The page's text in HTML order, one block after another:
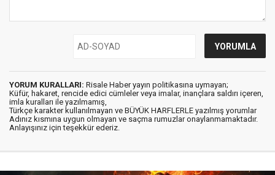
YORUM KURALLARI: Risale Haber yayın politikasına uymayan;
Küfür, hakaret, rencide edici cümleler veya imalar, inançlara saldırı içeren,
imla kuralları ile yazılmamış,
Türkçe karakter kullanılmayan ve BÜYÜK HARFLERLE yazılmış yorumlar
Adınız kısmına uygun olmayan ve saçma rumuzlar onaylanmamaktadır.
Anlayışınız için teşekkür ederiz.